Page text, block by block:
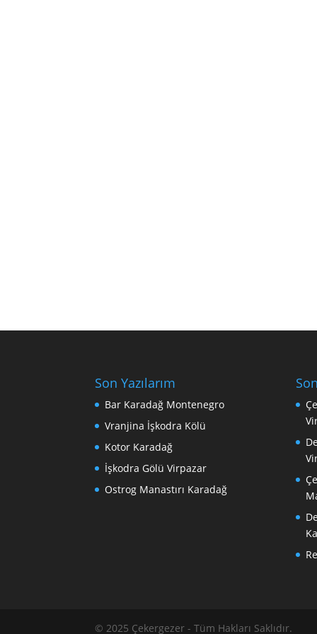
Son Yazılarım
Bar Karadağ Montenegro
Vranjina İşkodra Kölü
Kotor Karadağ
İşkodra Gölü Virpazar
Ostrog Manastırı Karadağ
© 2025 Çekergezer - Tüm Hakları Saklıdır.